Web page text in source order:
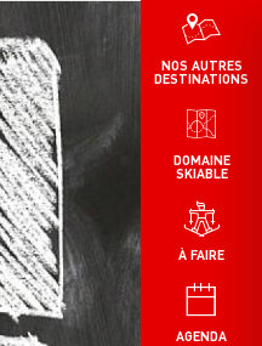
DOMAINE
SKIABLE
À FAIRE
AGENDA
NOS AUTRES
DESTINATIONS